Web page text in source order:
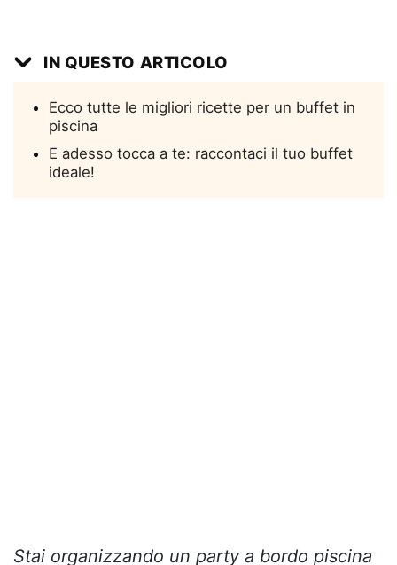
IN QUESTO ARTICOLO
Ecco tutte le migliori ricette per un buffet in
piscina
E adesso tocca a te: raccontaci il tuo buffet
ideale!
Stai organizzando un party a bordo piscina